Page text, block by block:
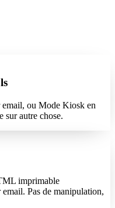
email, ou Mode Kiosk en
sur autre chose.
imprimable
Pas de manipulation,